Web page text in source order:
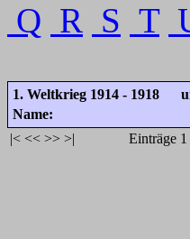
Q R S T
1. Weltkrieg 1914 - 1918
Name:
|< << >> >| Einträge